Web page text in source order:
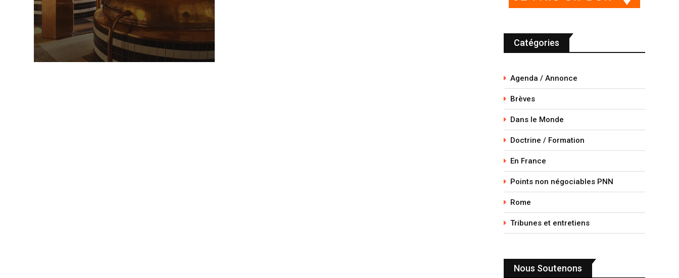
Catégories
Agenda / Annonce
Brèves
Dans le Monde
Doctrine / Formation
En France
Points non négociables PNN
Rome
Tribunes et entretiens
Nous Soutenons